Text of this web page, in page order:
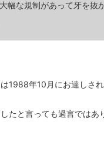
な規制があって牙を抜
1988年10月にお達しされ
たと言っても過言ではあ